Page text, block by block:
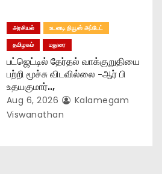
அரசியல்
உடனடி நியூஸ் அப்டேட்
தமிழகம்
மதுரை
பட்ஜெட்டில் தேர்தல் வாக்குறுதியை
பற்றி மூச்சு விடவில்லை -ஆர் பி
உதயகுமார்..,
Aug 6, 2026
Kalamegam
Viswanathan